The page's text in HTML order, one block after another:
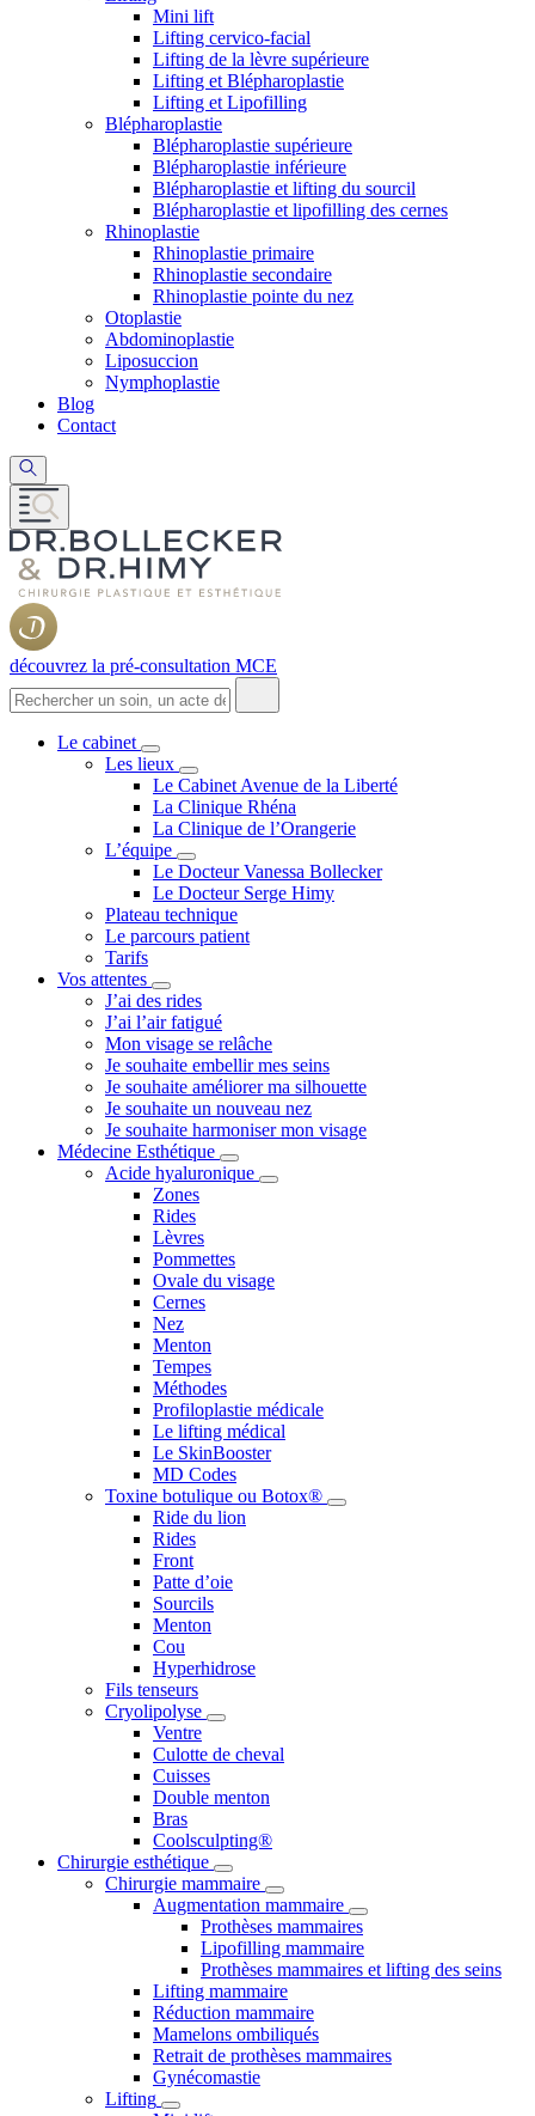
Mini lift
Lifting cervico-facial
Lifting de la lèvre supérieure
Lifting et Blépharoplastie
Lifting et Lipofilling
Blépharoplastie
Blépharoplastie supérieure
Blépharoplastie inférieure
Blépharoplastie et lifting du sourcil
Blépharoplastie et lipofilling des cernes
Rhinoplastie
Rhinoplastie primaire
Rhinoplastie secondaire
Rhinoplastie pointe du nez
Otoplastie
Abdominoplastie
Liposuccion
Nymphoplastie
Blog
Contact
découvrez la pré-consultation MCE
Le cabinet
Les lieux
Le Cabinet Avenue de la Liberté
La Clinique Rhéna
La Clinique de l’Orangerie
L’équipe
Le Docteur Vanessa Bollecker
Le Docteur Serge Himy
Plateau technique
Le parcours patient
Tarifs
Vos attentes
J’ai des rides
J’ai l’air fatigué
Mon visage se relâche
Je souhaite embellir mes seins
Je souhaite améliorer ma silhouette
Je souhaite un nouveau nez
Je souhaite harmoniser mon visage
Médecine Esthétique
Acide hyaluronique
Zones
Rides
Lèvres
Pommettes
Ovale du visage
Cernes
Nez
Menton
Tempes
Méthodes
Profiloplastie médicale
Le lifting médical
Le SkinBooster
MD Codes
Toxine botulique ou Botox®
Ride du lion
Rides
Front
Patte d’oie
Sourcils
Menton
Cou
Hyperhidrose
Fils tenseurs
Cryolipolyse
Ventre
Culotte de cheval
Cuisses
Double menton
Bras
Coolsculpting®
Chirurgie esthétique
Chirurgie mammaire
Augmentation mammaire
Prothèses mammaires
Lipofilling mammaire
Prothèses mammaires et lifting des seins
Lifting mammaire
Réduction mammaire
Mamelons ombiliqués
Retrait de prothèses mammaires
Gynécomastie
Lifting